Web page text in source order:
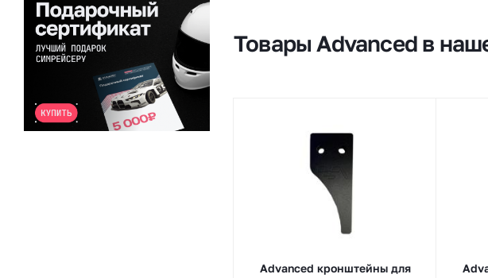
Товары Advanced в
Advanced кронштейны для